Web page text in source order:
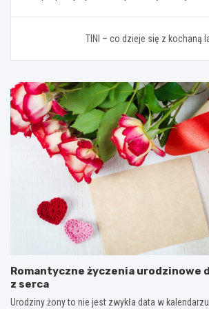
wpisu
TINI – co dzieje się z kochaną
Romantyczne życzenia urodzinowe
z serca
Urodziny żony to nie jest zwykła data w